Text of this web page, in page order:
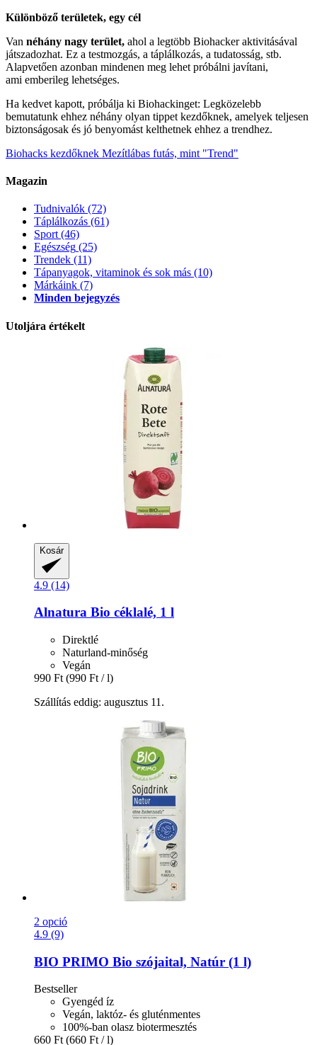
Különböző területek, egy cél
Van néhány nagy terület, ahol a legtöbb Biohacker aktivitásával
játszadozhat. Ez a testmozgás, a táplálkozás, a tudatosság, stb.
Alapvetően azonban mindenen meg lehet próbálni javítani,
ami emberileg lehetséges.
Ha kedvet kapott, próbálja ki Biohackinget: Legközelebb
bemutatunk ehhez néhány olyan tippet kezdőknek, amelyek teljesen
biztonságosak és jó benyomást kelthetnek ehhez a trendhez.
Biohacks kezdőknek Mezítlábas futás, mint "Trend"
Magazin
Tudnivalók (72)
Táplálkozás (61)
Sport(46)
Egészség (25)
Trendek (11)
Tápanyagok, vitaminok és sok más (10)
Márkáink (7)
Minden bejegyzés
Utoljára értékelt
Kosár
4.9 (14)
Alnatura Bio céklalé, 1 l
Direktlé
Naturland-minőség
Vegán
990 Ft (990 Ft / l)
Szállítás eddig: augusztus 11.
2 opció
4.9 (9)
BIO PRIMO Bio szójaital, Natúr (1 l)
Bestseller
Gyengéd íz
Vegán, laktóz- és gluténmentes
100%-ban olasz biotermesztés
660 Ft (660 Ft / l)